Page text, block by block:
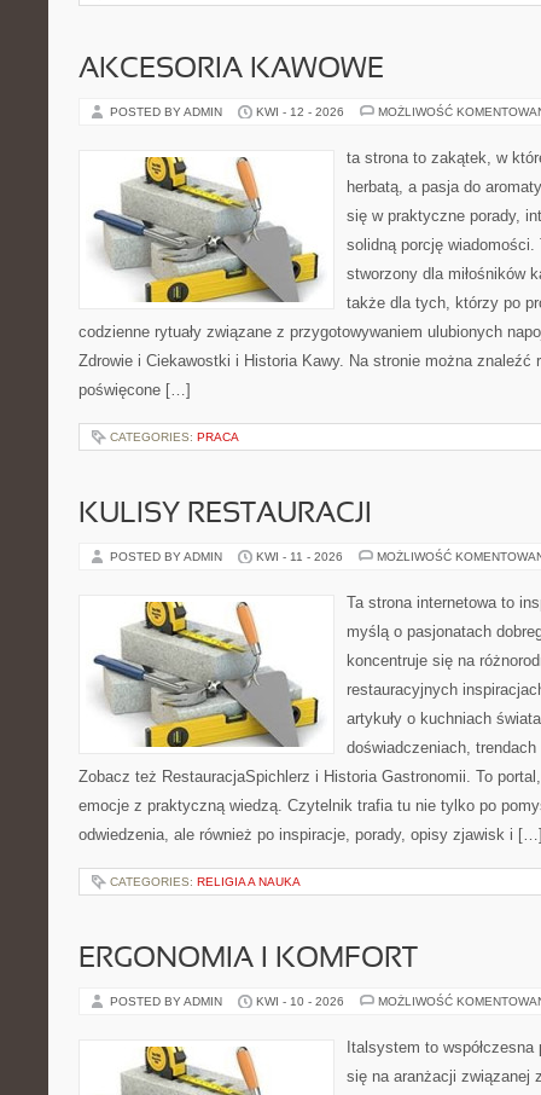
AKCESORIA KAWOWE
POSTED BY ADMIN KWI - 12 - 2026 MOŻLIWOŚĆ
ta strona to zakątek, w
herbatą, a pasja do
się w praktyczne porady,
solidną porcję wiadomości.
stworzony dla miłośników
także dla tych, którzy po
codzienne rytuały związane z przygotowywaniem ulubionych
Zdrowie i Ciekawostki i Historia Kawy. Na stronie można znaleźć
poświęcone […]
CATEGORIES: PRACA
KULISY RESTAURACJI
POSTED BY ADMIN KWI - 11 - 2026 MOŻLIWOŚĆ
Ta strona internetowa to
myślą o pasjonatach
koncentruje się na
restauracyjnych
artykuły o kuchniach
doświadczeniach,
Zobacz też RestauracjaSpichlerz i Historia Gastronomii. To
emocje z praktyczną wiedzą. Czytelnik trafia tu nie tylko po
odwiedzenia, ale również po inspiracje, porady, opisy zjawisk i
CATEGORIES: RELIGIA A NAUKA
ERGONOMIA I KOMFORT
POSTED BY ADMIN KWI - 10 - 2026 MOŻLIWOŚĆ
Italsystem to
się na aranżacji związanej